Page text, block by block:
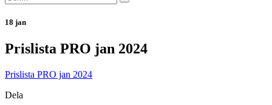
18 jan
Prislista PRO jan 2024
Prislista PRO jan 2024
Dela